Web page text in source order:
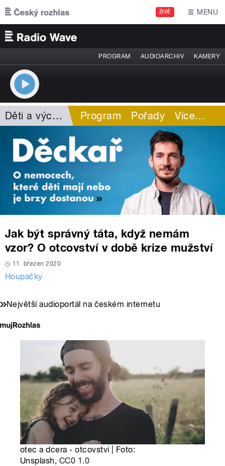
Přejít k hlavnímu obsahu
ŽIVĚ MENU
PROGRAM AUDIOARCHIV KAMERY
Děti a výchova Program Pořady Více…
Jak být správný táta, když nemám
vzor? O otcovství v době krize mužství
11. březen 2020
Houpačky
Největší audioportál na českém internetu
otec a dcera - otcovství | Foto:
Unsplash, CC0 1.0